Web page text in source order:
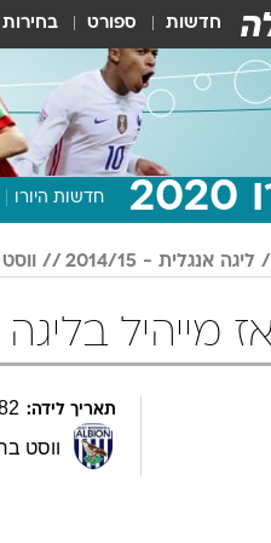
חדשות ספורט בחירות
חדשות היורו
ליגה אנגלית - 2014/15
מייהיל בליגה אנגלית -
תאריך לידה:
ווסט